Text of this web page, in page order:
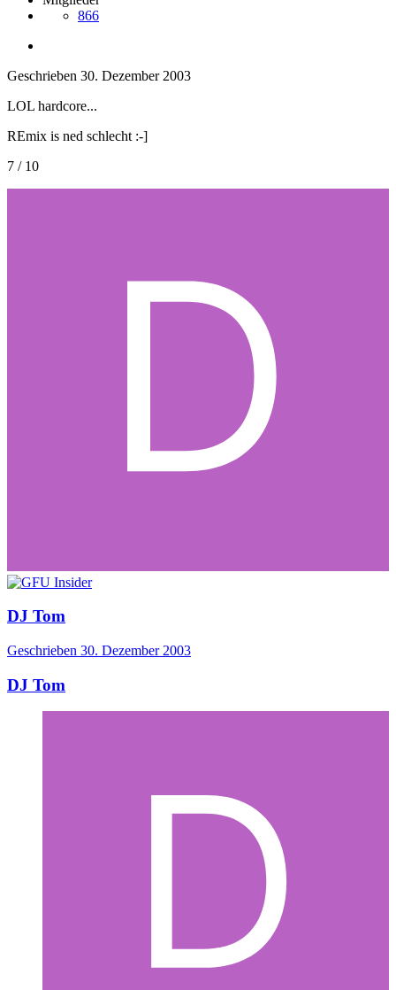
866
Geschrieben 30. Dezember 2003
LOL hardcore...
REmix is ned schlecht :-]
7 / 10
DJ Tom
Geschrieben 30. Dezember 2003
DJ Tom